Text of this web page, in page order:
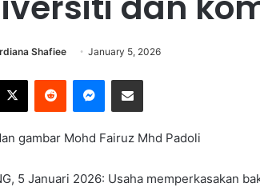
Shafiee January 5, 2026
gambar Mohd Fairuz Mhd Padoli
5 Januari 2026: Usaha memperkasakan